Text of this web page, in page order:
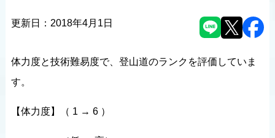
更新日： 2018年4月1日
体力度と技術難易度で、登山道のランクを評価していま
す。
【体力度】（ 1 → 6 ）